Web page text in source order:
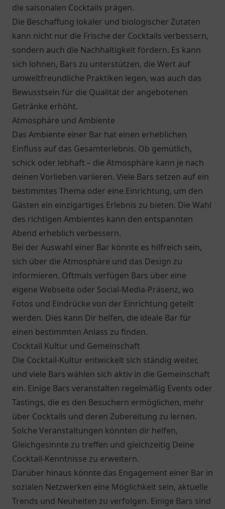
die saisonalen Cocktails prägen.
Die Beschaffung lokaler und biologischer Zutaten
kann nicht nur die Frische der Cocktails verbessern,
sondern auch die Nachhaltigkeit fördern. Es kann
sich lohnen, Bars zu unterstützen, die Wert auf
umweltfreundliche Praktiken legen, was auch das
Bewusstsein für die Qualität der angebotenen
Getränke erhöht.
Atmosphäre und Ambiente
Das Ambiente einer Bar hat einen erheblichen
Einfluss auf das Gesamterlebnis. Ob gemütlich,
schick oder lebhaft – die Atmosphäre kann je nach
deinen Vorlieben variieren. Viele Bars setzen auf ein
bestimmtes Thema oder eine Einrichtung, um den
Gästen ein einzigartiges Erlebnis zu bieten. Die Wahl
des richtigen Ambientes kann den entspannten
Abend erheblich verbessern.
Bei der Auswahl einer Bar könnte es hilfreich sein,
sich über die Atmosphäre und das Design zu
informieren. Oftmals verfügen Bars über eine
eigene Webseite oder Social-Media-Präsenz, wo
Fotos und Eindrücke von der Einrichtung geteilt
werden. Dies kann Dir helfen, die ideale Bar für
einen bestimmten Anlass zu finden.
Cocktail Kultur und Gemeinschaft
Die Cocktail-Kultur entwickelt sich ständig weiter,
und viele Bars wählen sich aktiv in die Gemeinschaft
ein. Einige Bars veranstalten regelmäßig Events oder
Tastings, die es den Besuchern ermöglichen, mehr
über Cocktails und deren Zubereitung zu lernen.
Solche Veranstaltungen könnten dir helfen,
Gleichgesinnte zu treffen und gleichzeitig Deine
Cocktail-Kenntnisse zu erweitern.
Darüber hinaus könnte das Engagement einer Bar in
sozialen Netzwerken eine Möglichkeit sein, aktuelle
Trends und Neuheiten zu verfolgen. Einige Bars sind